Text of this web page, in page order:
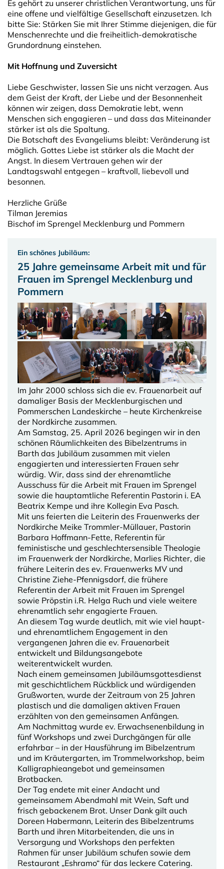
Es gehört zu unserer christlichen Verantwortung, uns für
eine offene und vielfältige Gesellschaft einzusetzen. Ich
bitte Sie: Stärken Sie mit Ihrer Stimme diejenigen, die für
Menschenrechte und die freiheitlich-demokratische
Grundordnung einstehen.
Mit Hoffnung und Zuversicht
Liebe Geschwister, lassen Sie uns nicht verzagen. Aus
dem Geist der Kraft, der Liebe und der Besonnenheit
können wir zeigen, dass Demokratie lebt, wenn
Menschen sich engagieren – und dass das Miteinander
stärker ist als die Spaltung.
Die Botschaft des Evangeliums bleibt: Veränderung ist
möglich. Gottes Liebe ist stärker als die Macht der
Angst. In diesem Vertrauen gehen wir der
Landtagswahl entgegen – kraftvoll, liebevoll und
besonnen.
Herzliche Grüße
Tilman Jeremias
Bischof im Sprengel Mecklenburg und Pommern
Ein schönes Jubiläum:
25 Jahre gemeinsame Arbeit mit und für
Frauen im Sprengel Mecklenburg und
Pommern
Im Jahr 2000 schloss sich die ev. Frauenarbeit auf
damaliger Basis der Mecklenburgischen und
Pommerschen Landeskirche – heute Kirchenkreise
der Nordkirche zusammen.
Am Samstag, 25. April 2026 begingen wir in den
schönen Räumlichkeiten des Bibelzentrums in
Barth das Jubiläum zusammen mit vielen
engagierten und interessierten Frauen sehr
würdig. Wir, dass sind der ehrenamtliche
Ausschuss für die Arbeit mit Frauen im Sprengel
sowie die hauptamtliche Referentin Pastorin i. EA
Beatrix Kempe und ihre Kollegin Eva Pasch.
Mit uns feierten die Leiterin des Frauenwerks der
Nordkirche Meike Trommler-Müllauer, Pastorin
Barbara Hoffmann-Fette, Referentin für
feministische und geschlechtersensible Theologie
im Frauenwerk der Nordkirche, Marlies Richter, die
frühere Leiterin des ev. Frauenwerks MV und
Christine Ziehe-Pfennigsdorf, die frühere
Referentin der Arbeit mit Frauen im Sprengel
sowie Pröpstin i.R. Helga Ruch und viele weitere
ehrenamtlich sehr engagierte Frauen.
An diesem Tag wurde deutlich, mit wie viel haupt-
und ehrenamtlichem Engagement in den
vergangenen Jahren die ev. Frauenarbeit
entwickelt und Bildungsangebote
weiterentwickelt wurden.
Nach einem gemeinsamen Jubiläumsgottesdienst
mit geschichtlichem Rückblick und würdigenden
Grußworten, wurde der Zeitraum von 25 Jahren
plastisch und die damaligen aktiven Frauen
erzählten von den gemeinsamen Anfängen.
Am Nachmittag wurde ev. Erwachsenenbildung in
fünf Workshops und zwei Durchgängen für alle
erfahrbar – in der Hausführung im Bibelzentrum
und im Kräutergarten, im Trommelworkshop, beim
Kalligraphieangebot und gemeinsamen
Brotbacken.
Der Tag endete mit einer Andacht und
gemeinsamem Abendmahl mit Wein, Saft und
frisch gebackenem Brot. Unser Dank gilt auch
Doreen Habermann, Leiterin des Bibelzentrums
Barth und ihren Mitarbeitenden, die uns in
Versorgung und Workshops den perfekten
Rahmen für unser Jubiläum schufen sowie dem
Restaurant „Eshramo“ für das leckere Catering.